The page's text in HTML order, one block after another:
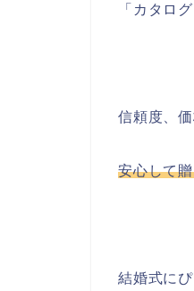
「カタロ
信頼度、
安心して
結婚式に